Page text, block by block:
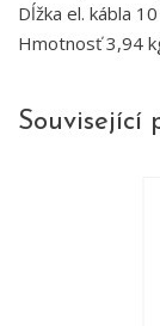
Dĺžka el. kábla
Hmotnosť 3,94
Související